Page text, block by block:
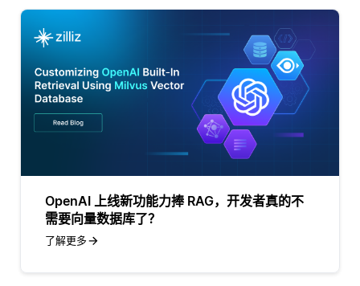
OpenAI 上线新功能力捧 RAG，开发者真的不
需要向量数据库了？
了解更多